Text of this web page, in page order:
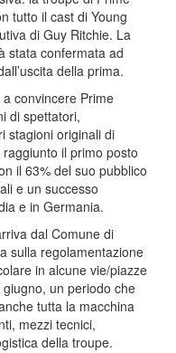
tutto il cast di Young
di Guy Ritchie. La
stata confermata ad
della prima.
convincere Prime
di spettatori,
stagioni originali di
il primo posto
il 63% del suo pubblico
e un successo
e in Germania.
dal Comune di
sulla regolamentazione
in alcune vie/piazze
un periodo che
tutta la macchina
mezzi tecnici,
della troupe.